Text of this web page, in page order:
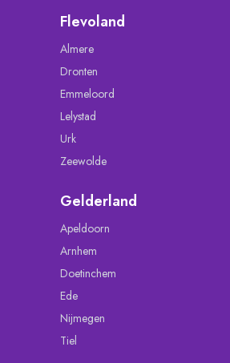
Flevoland
Almere
Dronten
Emmeloord
Lelystad
Urk
Zeewolde
Gelderland
Apeldoorn
Arnhem
Doetinchem
Ede
Nijmegen
Tiel